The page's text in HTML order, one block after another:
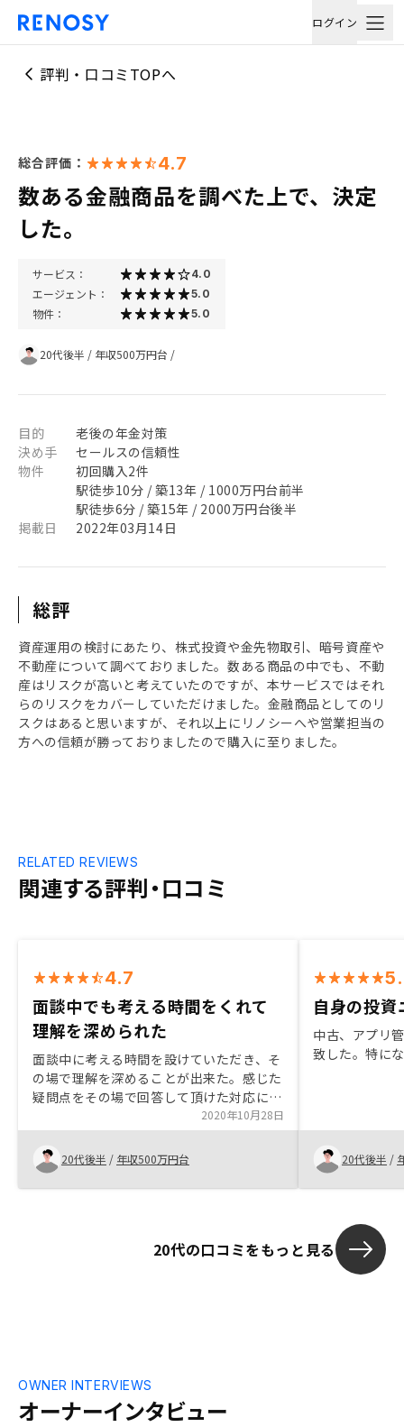
ログイン
評判・口コミTOPへ
総合評価： 4.7
数ある金融商品を調べた上で、決定
した。
サービス： 4.0
エージェント： 5.0
物件： 5.0
20代後半 / 年収500万円台 /
目的
老後の年金対策
決め手
セールスの信頼性
物件
初回購入2件
駅徒歩10分 / 築13年 / 1000万円台前半
駅徒歩6分 / 築15年 / 2000万円台後半
掲載日
2022年03月14日
総評
資産運用の検討にあたり、株式投資や金先物取引、暗号資産や
不動産について調べておりました。数ある商品の中でも、不動
産はリスクが高いと考えていたのですが、本サービスではそれ
らのリスクをカバーしていただけました。金融商品としてのリ
スクはあると思いますが、それ以上にリノシーへや営業担当の
方への信頼が勝っておりましたので購入に至りました。
関連する評判・口コミ
RELATED REVIEWS
4.7
面談中でも考える時間をくれて
理解を深められた
面談中に考える時間を設けていただき、そ
の場で理解を深めることが出来た。感じた
疑問点をその場で回答して頂けた対応に関
心し、さらに自分の好みをとことん聞いて
くださったので、購入させて頂きました。
入出金のタイミング(賃料の入金、ローン
の返済等)が分かりにくい。
2020年10月28日
20代後半 / 年収500万円台
自身の投
中古、アプリ
致した。特に
20代後半 /
20代の口コミをもっと見る
オーナーインタビュー
OWNER INTERVIEWS